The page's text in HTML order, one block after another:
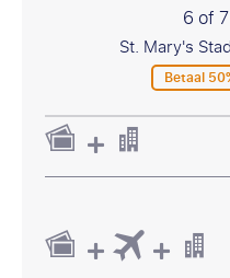
6 of
St. Mary's
Betaal